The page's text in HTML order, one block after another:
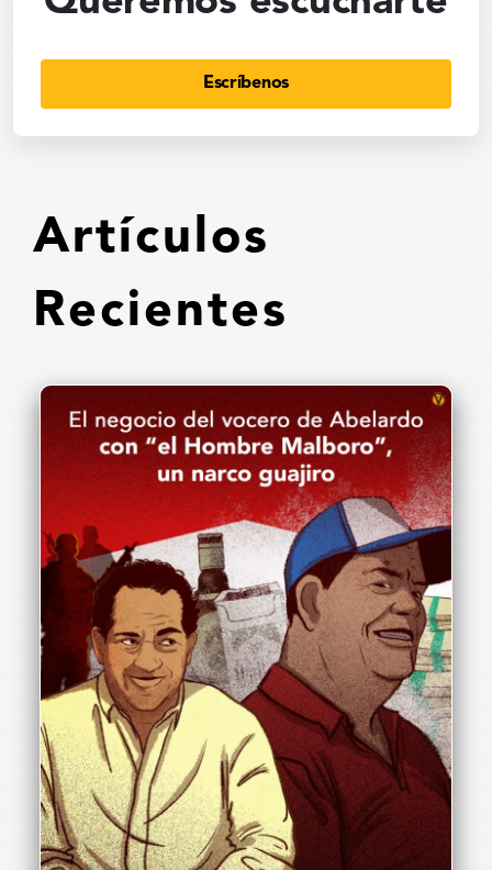
Escríbenos
Artículos
Recientes